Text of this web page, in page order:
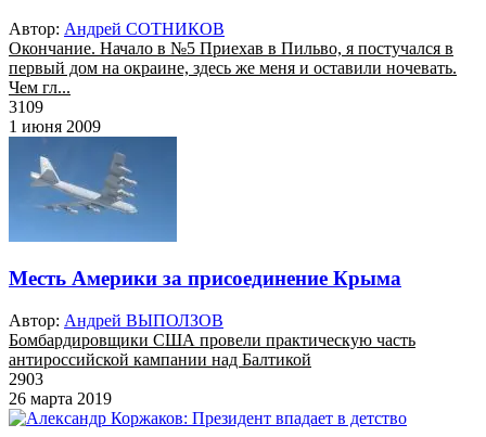
Автор: Андрей СОТНИКОВ
Окончание. Начало в №5 Приехав в Пильво, я постучался в
первый дом на окраине, здесь же меня и оставили ночевать.
Чем гл...
3109
1 июня 2009
Месть Америки за присоединение Крыма
Автор: Андрей ВЫПОЛЗОВ
Бомбардировщики США провели практическую часть
антироссийской кампании над Балтикой
2903
26 марта 2019